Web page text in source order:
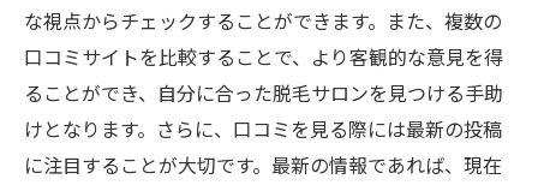
な視点からチェックすることができます。また、複数の
口コミサイトを比較することで、より客観的な意見を得
ることができ、自分に合った脱毛サロンを見つける手助
けとなります。さらに、口コミを見る際には最新の投稿
に注目することが大切です。最新の情報であれば、現在